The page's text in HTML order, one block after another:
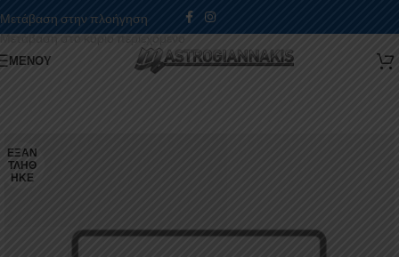
Μετάβαση στην πλοήγηση
Μετάβαση στο κύριο περιεχόμενο
ΜΕΝΟΎ
ΕΞΑΝ
ΤΛΉΘ
ΗΚΕ